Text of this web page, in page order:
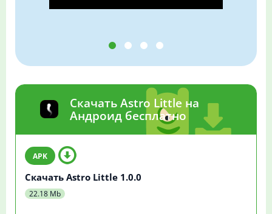
Скачать Astro Little на
Андроид бесплатно
Скачать Astro Little 1.0.0
22.18 Mb